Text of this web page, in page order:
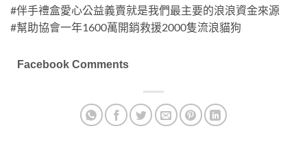
#伴手禮盒愛心公益義賣就是我們最主要的浪浪資金來源
#幫助協會一年1600萬開銷救援2000隻流浪貓狗
Facebook Comments